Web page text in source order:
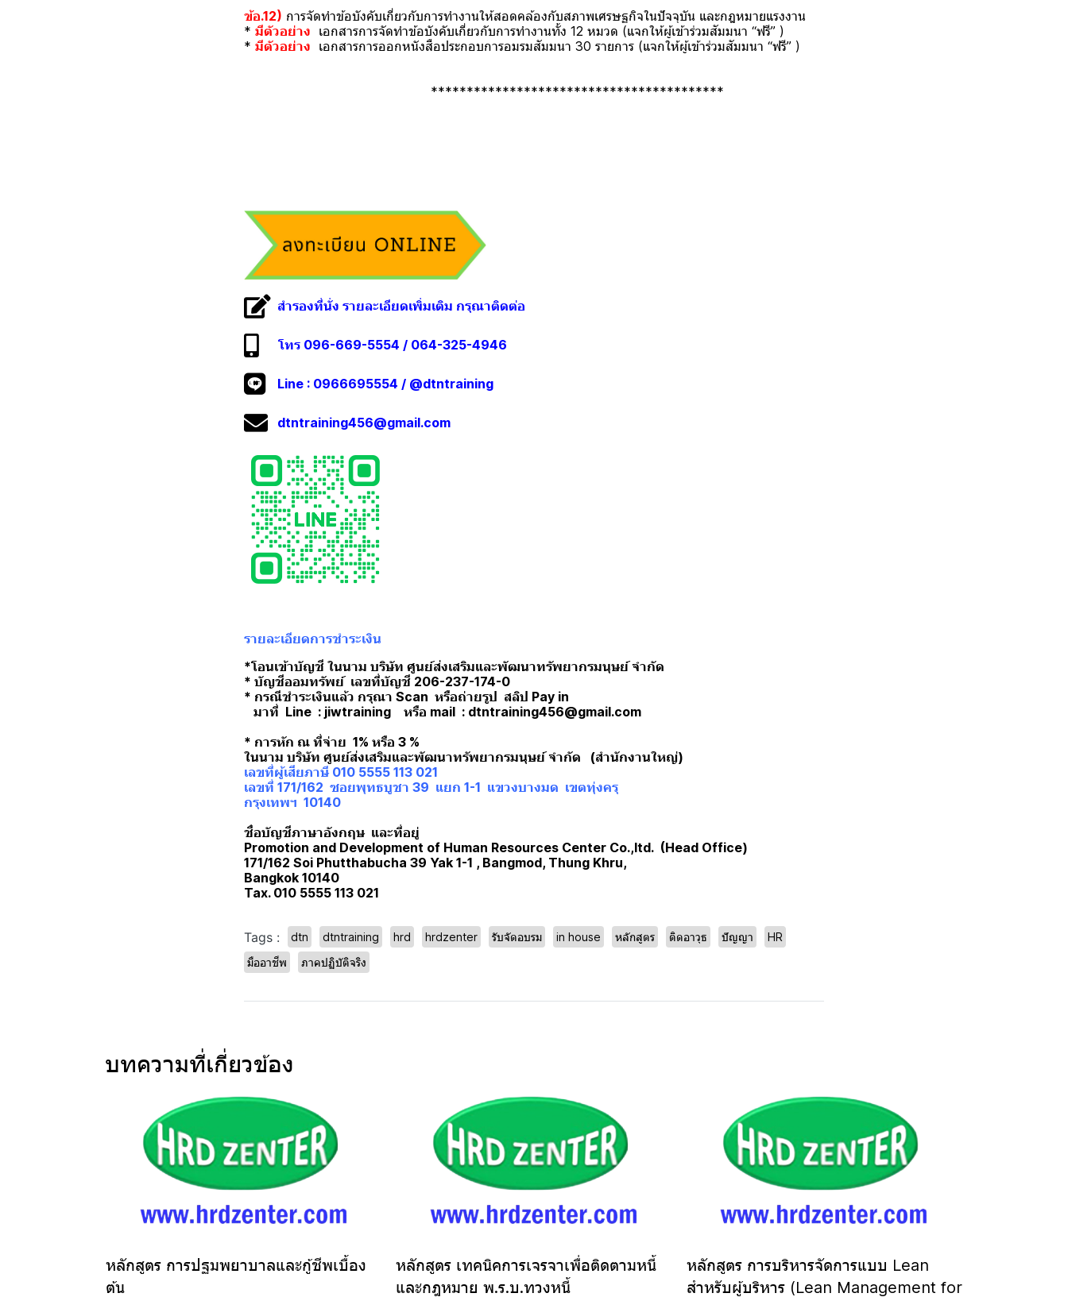
ข้อ.12) การจัดทำข้อบังคับเกี่ยวกับการทำงานให้สอดคล้องกับสภาพเศรษฐกิจในปัจจุบัน และกฎหมายแรงงาน
* มีตัวอย่าง เอกสารการจัดทำข้อบังคับเกี่ยวกับการทำงานทั้ง 12 หมวด (แจกให้ผู้เข้าร่วมสัมมนา “ฟรี” )
* มีตัวอย่าง เอกสารการออกหนังสือประกอบการอมรมสัมมนา 30 รายการ (แจกให้ผู้เข้าร่วมสัมมนา “ฟรี” )
*****************************************
สำรองที่นั่ง รายละเอียดเพิ่มเติม กรุณาติดต่อ
โทร 096-669-5554 / 064-325-4946
Line : 0966695554 / @dtntraining
dtntraining456@gmail.com
รายละเอียดการชำระเงิน
*โอนเข้าบัญชี ในนาม บริษัท ศูนย์ส่งเสริมและพัฒนาทรัพยากรมนุษย์ จำกัด
* บัญชีออมทรัพย์ เลขที่บัญชี 206-237-174-0
* กรณีชำระเงินแล้ว กรุณา Scan หรือถ่ายรูป สลิป Pay in
มาที่ Line : jiwtraining หรือ mail : dtntraining456@gmail.com
* การหัก ณ ที่จ่าย 1% หรือ 3 %
ในนาม บริษัท ศูนย์ส่งเสริมและพัฒนาทรัพยากรมนุษย์ จำกัด (สำนักงานใหญ่)
เลขที่ผู้เสียภาษี 010 5555 113 021
เลขที่ 171/162 ซอยพุทธบูชา 39 แยก 1-1 แขวงบางมด เขตทุ่งครุ
กรุงเทพฯ 10140
ชื่อบัญชีภาษาอังกฤษ และที่อยู่
Promotion and Development of Human Resources Center Co.,ltd. (Head Office)
171/162 Soi Phutthabucha 39 Yak 1-1 , Bangmod, Thung Khru,
Bangkok 10140
Tax. 010 5555 113 021
Tags : dtn dtntraining hrd hrdzenter รับจัดอบรม in house หลักสูตร ติดอาวุธ ปัญญา
HR
มืออาชีพ
ภาคปฏิบัติจริง
บทความที่เกี่ยวข้อง
หลักสูตร การปฐมพยาบาลและกู้ชีพเบื้อง
ต้น
หลักสูตร เทคนิคการเจรจาเพื่อติดตามหนี้
และกฎหมาย พ.ร.บ.ทวงหนี้
หลักสูตร การบริหารจัดการแบบ Lean
สำหรับผู้บริหาร (Lean Management for